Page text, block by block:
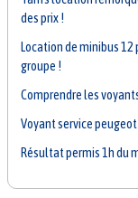
des prix !
Location de minibus
groupe !
Comprendre les
Voyant service
Résultat permis 1h du